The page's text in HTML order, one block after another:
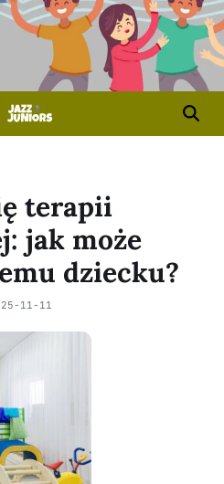
terapii
jak może
dziecku?
11-11